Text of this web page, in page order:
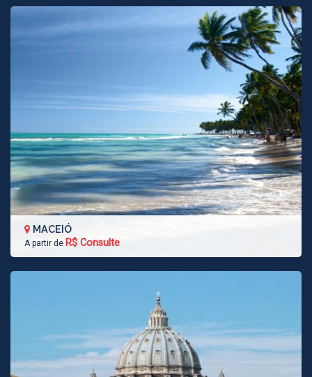
MACEIÓ
A partir de R$ Consulte